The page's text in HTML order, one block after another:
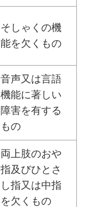
そしゃくの機
能を欠くもの
音声又は言語
機能に著しい
障害を有する
もの
両上肢のおや
指及びひとさ
し指又は中指
を欠くもの